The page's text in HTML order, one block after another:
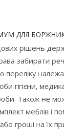
ДЛЯ
рішень
забирати
переліку
гігієни,
Також не
меблів і
гроші на їх